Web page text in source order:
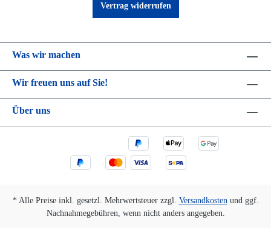
Vertrag widerrufen
Was wir machen
Wir freuen uns auf Sie!
Über uns
* Alle Preise inkl. gesetzl. Mehrwertsteuer zzgl. Versandkosten und ggf.
Nachnahmegebühren, wenn nicht anders angegeben.